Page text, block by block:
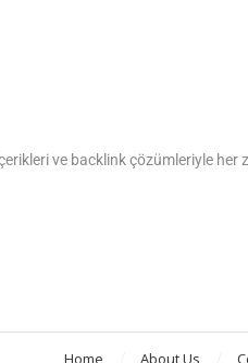
ve backlink çözümleriyle her
Home About Us